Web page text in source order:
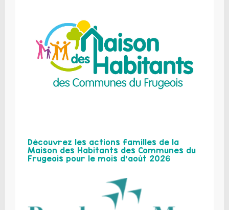
Découvrez les actions familles de la
Maison des Habitants des Communes du
Frugeois pour le mois d’août 2026